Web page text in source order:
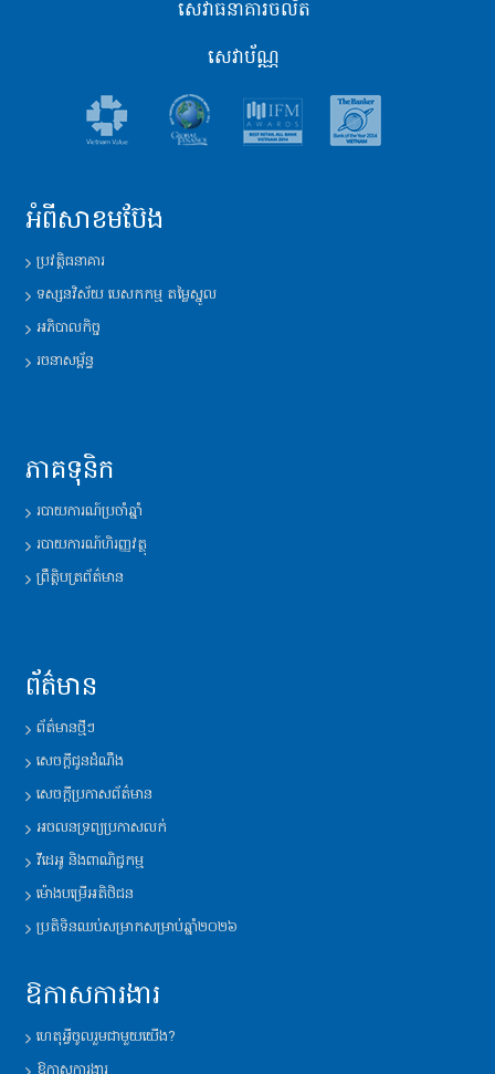
សេវាធនាគារចល័ត
សេវាប័ណ្ណ
អំពីសាខមប៊ែង
ប្រវត្តិ​ធនាគារ
ទស្សនវិស័យ​ បេសកកម្ម តម្លៃស្នូល
អភិបាលកិច្ច
រចនាសម្ព័ន្ធ​
ភាគទុនិក
របាយការណ៍​ប្រចាំឆ្នាំ
របាយការណ៍​ហិរញ្ញវត្ថុ
ព្រឹត្តិបត្រព័ត៌មាន
ព័ត៌មាន
ព័ត៌មានថ្មីៗ
សេចក្តីជូនដំណឹង
សេចក្តីប្រកាសព័ត៌មាន
អចលនទ្រព្យប្រកាសលក់
វីដេអូ និង​ពាណិជ្ជកម្ម
ម៉ោង​បម្រើ​អតិថិជន
ប្រតិទិន​ឈប់​សម្រាក​សម្រាប់​ឆ្នាំ​២០២៦
ឱកាសការងារ
ហេតុអ្វីចូលរួមជាមួយយើង?